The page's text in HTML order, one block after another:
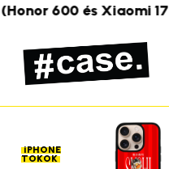
Skip
main
content
600 és Xiaomi 17T
iPHONE
TOKOK